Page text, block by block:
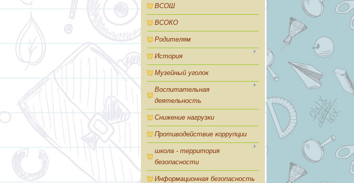
ВСОШ
ВСОКО
Родителям
История
Музейный уголок
Воспитательная
деятельность
Снижение нагрузки
Противодействие коррупции
школа - территория
безопасности
Информационная безопасность